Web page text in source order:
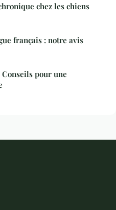
chez les chiens
français : notre avis
pour une